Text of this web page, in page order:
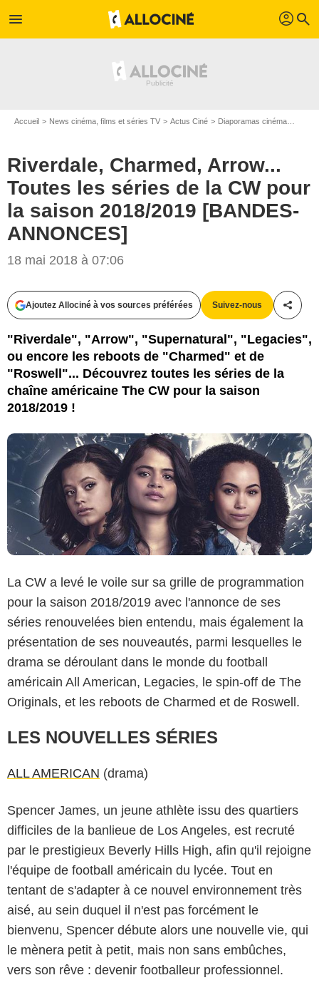
menu profil search
Accueil News cinéma, films et séries TV Actus Ciné Diaporamas cinéma
Riverdale, Charmed, Arrow...
Toutes les séries de la CW pour
la saison 2018/2019 [BANDES-
ANNONCES]
18 mai 2018 à 07:06
Ajoutez Allociné à vos sources préférées Suivez-nous
"Riverdale", "Arrow", "Supernatural", "Legacies",
ou encore les reboots de "Charmed" et de
"Roswell"... Découvrez toutes les séries de la
chaîne américaine The CW pour la saison
2018/2019 !
The CW Network, LLC.
La CW a levé le voile sur sa grille de programmation
pour la saison 2018/2019 avec l'annonce de ses
séries renouvelées bien entendu, mais également la
présentation de ses nouveautés, parmi lesquelles le
drama se déroulant dans le monde du football
américain All American, Legacies, le spin-off de The
Originals, et les reboots de Charmed et de Roswell.
LES NOUVELLES SÉRIES
ALL AMERICAN (drama)
Spencer James, un jeune athlète issu des quartiers
difficiles de la banlieue de Los Angeles, est recruté
par le prestigieux Beverly Hills High, afin qu'il rejoigne
l'équipe de football américain du lycée. Tout en
tentant de s'adapter à ce nouvel environnement très
aisé, au sein duquel il n'est pas forcément le
bienvenu, Spencer débute alors une nouvelle vie, qui
le mènera petit à petit, mais non sans embûches,
vers son rêve : devenir footballeur professionnel.